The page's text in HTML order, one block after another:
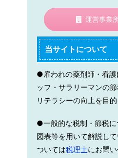
運営事業
当サイトについて
●雇われの薬剤師・看護
ッフ・サラリーマンの
リテラシーの向上を目的
●一般的な税制・節税に
図表等を用いて解説し
ついては税理士にお問い